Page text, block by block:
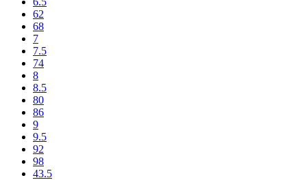
62
68
7
7.5
74
8
8.5
80
86
9
9.5
92
98
43.5